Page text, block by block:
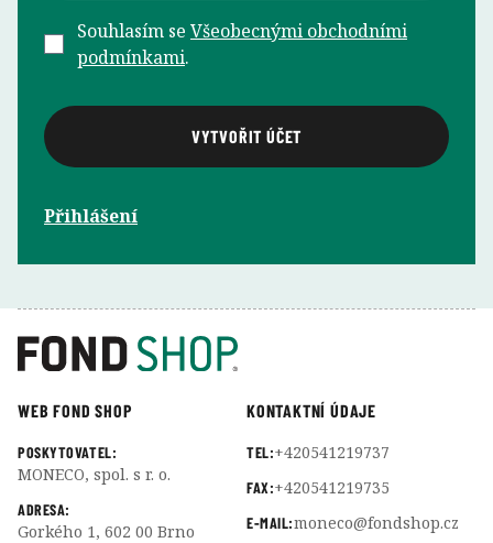
Souhlasím se Všeobecnými obchodními
podmínkami.
Přihlášení
WEB FOND SHOP
POSKYTOVATEL:
MONECO, spol. s r. o.
ADRESA:
Gorkého 1, 602 00 Brno
KONTAKTNÍ ÚDAJE
TEL:+420541219737
FAX:+420541219735
E-MAIL:moneco@fondshop.cz